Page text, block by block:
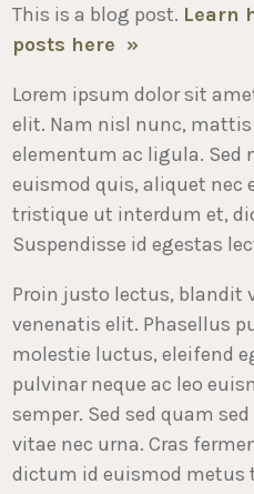
This is a blog post. Learn
posts here »
Lorem ipsum dolor sit
elit. Nam nisl nunc,
elementum ac ligula. Sed
euismod quis, aliquet nec
tristique ut interdum et,
Suspendisse id egestas
Proin justo lectus, blandit
venenatis elit. Phasellus
molestie luctus, eleifend
pulvinar neque ac leo
semper. Sed sed quam
vitae nec urna. Cras
dictum id euismod metus